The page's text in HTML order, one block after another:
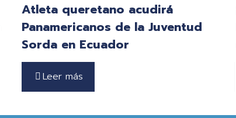
Atleta queretano acudirá
Panamericanos de la Juventud
Sorda en Ecuador
Leer más